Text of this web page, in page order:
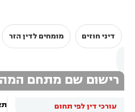
דיני חוזים מומחים לדין הזר
רישום שם מתחם
עורכי דין לפי תחום